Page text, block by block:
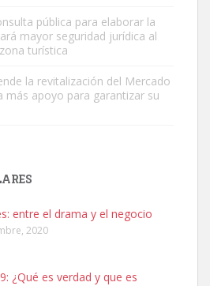
| 6.7.2025pública para elaborar la
mayor seguridad jurídica al
turística
la revitalización del Mercado
más apoyo para garantizar su
entre el drama y el negocio
2020
¿Qué es verdad y que es